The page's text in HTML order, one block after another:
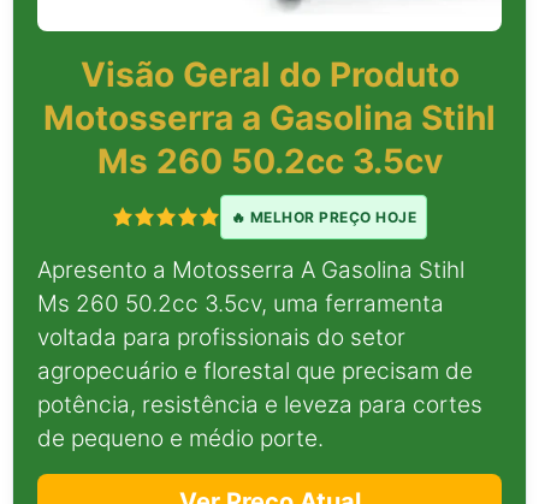
Visão Geral do Produto
Motosserra a Gasolina Stihl
Ms 260 50.2cc 3.5cv
🔥 MELHOR PREÇO HOJE
Apresento a Motosserra A Gasolina Stihl
Ms 260 50.2cc 3.5cv, uma ferramenta
voltada para profissionais do setor
agropecuário e florestal que precisam de
potência, resistência e leveza para cortes
de pequeno e médio porte.